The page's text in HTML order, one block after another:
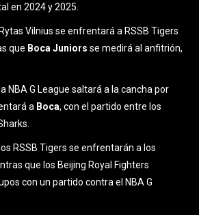
en 2024 y 2025.
Vilnius se enfrentará a RSSB Tigers
que Boca Juniors se medirá al anfitrión,
NBA G League saltará a la cancha por
a Boca, con el partido entre los
RSSB Tigers se enfrentarán a los
que los Beijing Royal Fighters
con un partido contra el NBA G